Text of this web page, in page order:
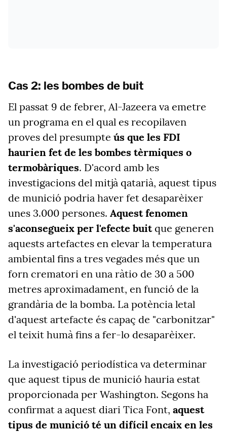
Cas 2: les bombes de buit
El passat 9 de febrer, Al-Jazeera va emetre
un programa en el qual es recopilaven
proves del presumpte ús que les FDI
haurien fet de les bombes tèrmiques o
termobàriques. D'acord amb les
investigacions del mitjà qatarià, aquest tipus
de munició podria haver fet desaparèixer
unes 3.000 persones. Aquest fenomen
s'aconsegueix per l'efecte buitque generen
aquests artefactes en elevar la temperatura
ambiental fins a tres vegades més que un
forn crematori en una ràtio de 30 a 500
metres aproximadament, en funció de la
grandària de la bomba. La potència letal
d'aquest artefacte és capaç de "carbonitzar"
el teixit humà fins a fer-lo desaparèixer.
La investigació periodística va determinar
que aquest tipus de munició hauria estat
proporcionada per Washington. Segons ha
confirmat a aquest diari Tica Font, aquest
tipus de munició té un difícil encaix en les